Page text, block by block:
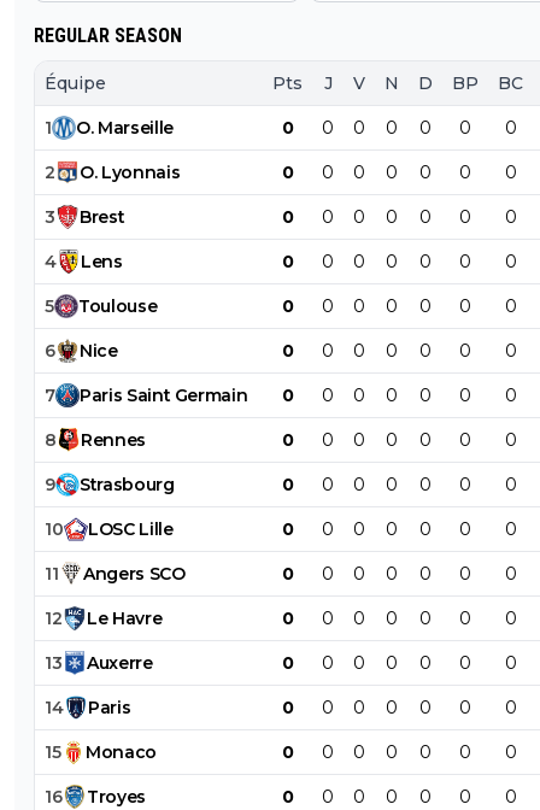
REGULAR SEASON
Équipe Pts J V N D BP BC
1 O. Marseille 0 0 0 0 0 0 0
2 O. Lyonnais 0 0 0 0 0 0 0
3 Brest 0 0 0 0 0 0 0
4 Lens 0 0 0 0 0 0 0
5 Toulouse 0 0 0 0 0 0 0
6 Nice 0 0 0 0 0 0 0
7 Paris Saint Germain 0 0 0 0 0 0 0
8 Rennes 0 0 0 0 0 0 0
9 Strasbourg 0 0 0 0 0 0 0
10 LOSC Lille 0 0 0 0 0 0 0
11 Angers SCO 0 0 0 0 0 0 0
12 Le Havre 0 0 0 0 0 0 0
13 Auxerre 0 0 0 0 0 0 0
14 Paris 0 0 0 0 0 0 0
15 Monaco 0 0 0 0 0 0 0
16 Troyes 0 0 0 0 0 0 0